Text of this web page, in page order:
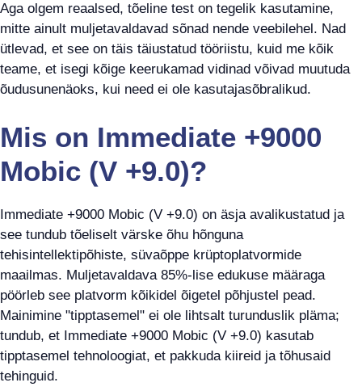
Aga olgem reaalsed, tõeline test on tegelik kasutamine,
mitte ainult muljetavaldavad sõnad nende veebilehel. Nad
ütlevad, et see on täis täiustatud tööriistu, kuid me kõik
teame, et isegi kõige keerukamad vidinad võivad muutuda
õudusunenäoks, kui need ei ole kasutajasõbralikud.
Mis on Immediate +9000
Mobic (V +9.0)?
Immediate +9000 Mobic (V +9.0) on äsja avalikustatud ja
see tundub tõeliselt värske õhu hõnguna
tehisintellektipõhiste, süvaõppe krüptoplatvormide
maailmas. Muljetavaldava 85%-lise edukuse määraga
pöörleb see platvorm kõikidel õigetel põhjustel pead.
Mainimine "tipptasemel" ei ole lihtsalt turunduslik pläma;
tundub, et Immediate +9000 Mobic (V +9.0) kasutab
tipptasemel tehnoloogiat, et pakkuda kiireid ja tõhusaid
tehinguid.